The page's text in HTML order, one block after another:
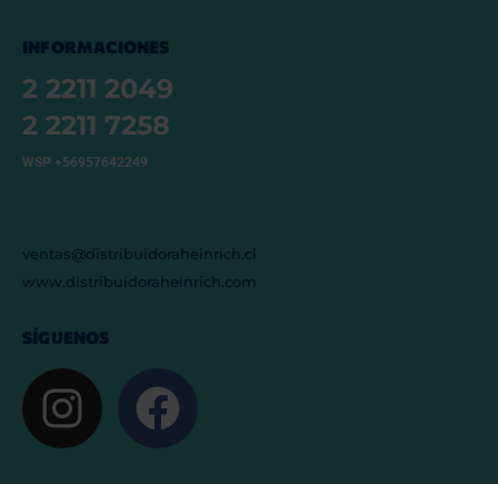
INFORMACIONES
2 2211 2049
2 2211 7258
WSP +56957642249
ventas@distribuidoraheinrich.cl
www.distribuidoraheinrich.com
SÍGUENOS